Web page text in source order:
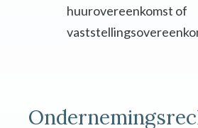
huurovereenkomst of